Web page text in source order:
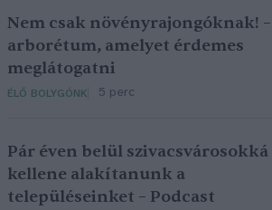
Nem csak növényrajongóknak!
arborétum, amelyet érdemes
meglátogatni
ÉLŐ BOLYGÓNK 5 perc
Pár éven belül szivacsvárosokká
kellene alakítanunk a
településeinket – Podcast